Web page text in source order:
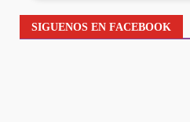
SIGUENOS EN FACEBOOK